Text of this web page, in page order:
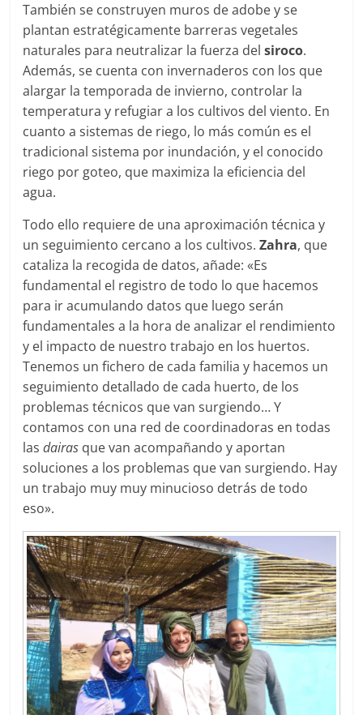
También se construyen muros de adobe y se
plantan estratégicamente barreras vegetales
naturales para neutralizar la fuerza delsiroco.
Además, se cuenta con invernaderos con los que
alargar la temporada de invierno, controlar la
temperatura y refugiar a los cultivos del viento. En
cuanto a sistemas de riego, lo más común es el
tradicional sistema por inundación, y el conocido
riego por goteo, que maximiza la eficiencia del
agua.
Todo ello requiere de una aproximación técnica y
un seguimiento cercano a los cultivos.Zahra, que
cataliza la recogida de datos, añade: «Es
fundamental el registro de todo lo que hacemos
para ir acumulando datos que luego serán
fundamentales a la hora de analizar el rendimiento
y el impacto de nuestro trabajo en los huertos.
Tenemos un fichero de cada familia y hacemos un
seguimiento detallado de cada huerto, de los
problemas técnicos que van surgiendo… Y
contamos con una red de coordinadoras en todas
lasdairas que van acompañando y aportan
soluciones a los problemas que van surgiendo. Hay
un trabajo muy muy minucioso detrás de todo
eso».